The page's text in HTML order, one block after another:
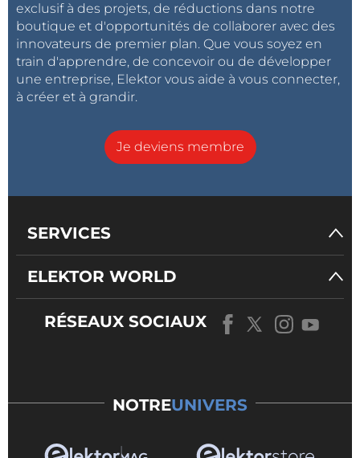
exclusif à des projets, de réductions dans notre
boutique et d'opportunités de collaborer avec des
innovateurs de premier plan. Que vous soyez en
train d'apprendre, de concevoir ou de développer
une entreprise, Elektor vous aide à vous connecter,
à créer et à grandir.
Je deviens membre
SERVICES
ELEKTOR WORLD
RÉSEAUX SOCIAUX
NOTREUNIVERS